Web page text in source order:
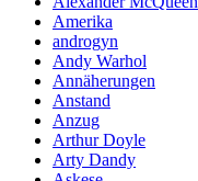
Amerika
androgyn
Andy Warhol
Annäherungen
Anstand
Anzug
Arthur Doyle
Arty Dandy